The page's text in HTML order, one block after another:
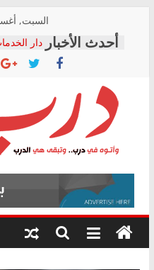
content
السبت, أغسطس
دار
بعد
معاناة
فرحات
أين؟
حزب
في
ودعم
الوزاري
إنشاء
المجلس
متابعة
قرينة
درب
وأتوه
درب..
وتبقى
هي